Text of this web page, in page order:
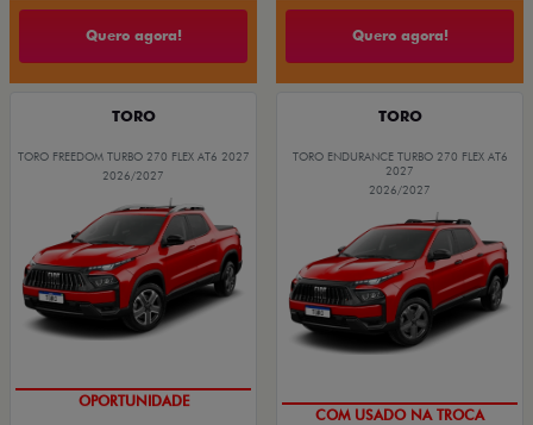
Quero agora! Quero agora!
TORO
TORO FREEDOM TURBO 270 FLEX AT6 2027
2026/2027
OPORTUNIDADE
TORO
TORO ENDURANCE TURBO 270 FLEX AT6
2027
2026/2027
COM USADO NA TROCA